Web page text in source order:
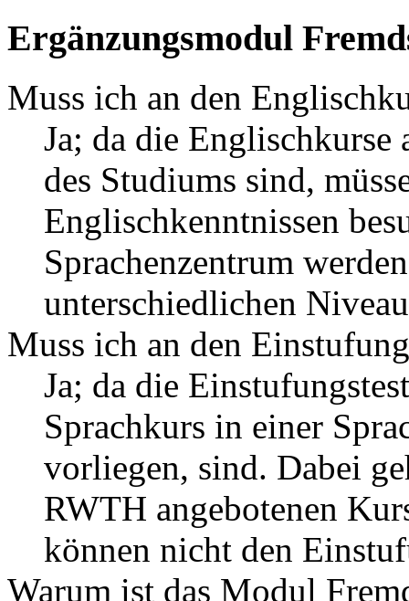
Ergänzungsmodul
Muss ich an den
Ja; da die
des Studiums sind,
Englischkenntnissen
Sprachenzentrum
unterschiedlichen
Muss ich an den
Ja; da die
Sprachkurs in einer
vorliegen, sind. Dabei
RWTH angebotenen
können nicht den
Warum ist das Modul